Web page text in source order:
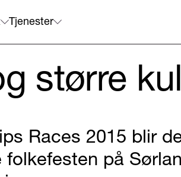
Tjenester
større
Races 2015 blir
folkefesten på